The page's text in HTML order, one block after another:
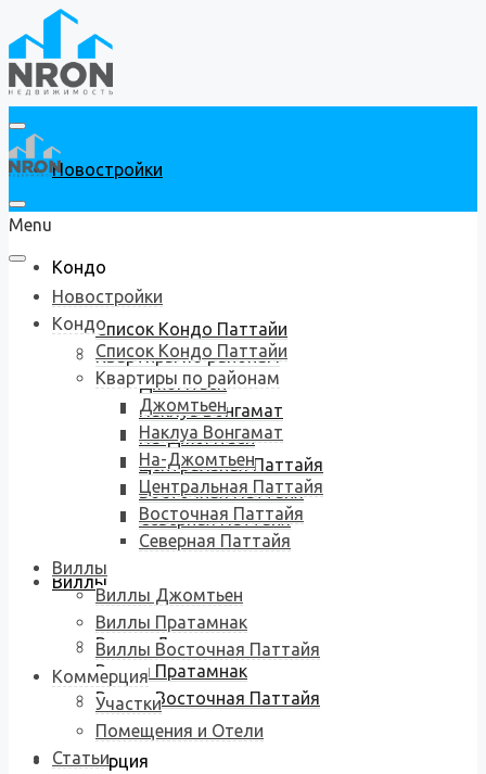
Новостройки
Кондо
Список Кондо Паттайи
Квартиры по районам
Джомтьен
Наклуа Вонгамат
На-Джомтьен
Центральная Паттайя
Восточная Паттайя
Северная Паттайя
Виллы
Виллы Джомтьен
Виллы Пратамнак
Виллы Восточная Паттайя
Коммерция
Menu
Новостройки
Кондо
Список Кондо Паттайи
Квартиры по районам
Джомтьен
Наклуа Вонгамат
На-Джомтьен
Центральная Паттайя
Восточная Паттайя
Северная Паттайя
Виллы
Виллы Джомтьен
Виллы Пратамнак
Виллы Восточная Паттайя
Коммерция
Участки
Помещения и Отели
Статьи